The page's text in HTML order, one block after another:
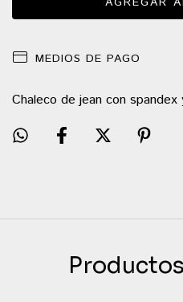
MEDIOS DE PAGO
Chaleco de jean con